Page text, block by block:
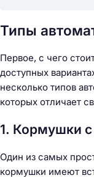
Типы
Первое, с чего
доступных
несколько типов
которых отличает
1. Кормушки
Один из самых
кормушки имеют